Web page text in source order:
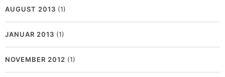
AUGUST 2013 (1)
JANUAR 2013 (1)
NOVEMBER 2012 (1)